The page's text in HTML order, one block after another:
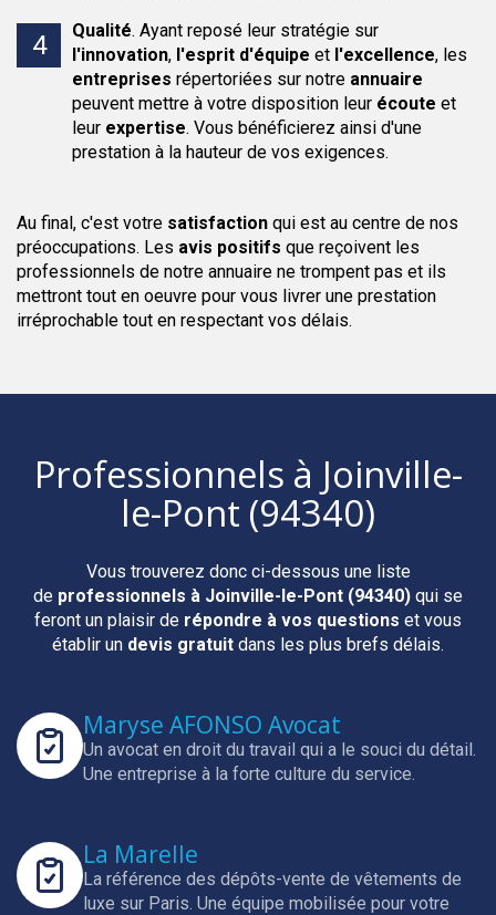
Qualité. Ayant reposé leur stratégie sur
l'innovation, l'esprit d'équipe et l'excellence, les
entreprises répertoriées sur notre annuaire
peuvent mettre à votre disposition leur écoute et
leur expertise. Vous bénéficierez ainsi d'une
prestation à la hauteur de vos exigences.
Au final, c'est votre satisfaction qui est au centre de nos
préoccupations. Les avis positifs que reçoivent les
professionnels de notre annuaire ne trompent pas et ils
mettront tout en oeuvre pour vous livrer une prestation
irréprochable tout en respectant vos délais.
Professionnels à Joinville-
le-Pont (94340)
Vous trouverez donc ci-dessous une liste
de professionnels à Joinville-le-Pont (94340) qui se
feront un plaisir de répondre à vos questions et vous
établir un devis gratuit dans les plus brefs délais.
Maryse AFONSO Avocat
Un avocat en droit du travail qui a le souci du détail.
Une entreprise à la forte culture du service.
La Marelle
La référence des dépôts-vente de vêtements de
luxe sur Paris. Une équipe mobilisée pour votre